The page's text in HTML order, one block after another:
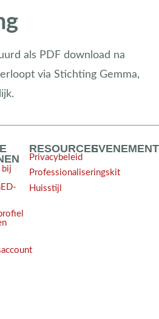
als PDF download na
via Stichting Gemma,
bij
RESOURCES
Privacybeleid
Professionaliseringskit
Huisstijl